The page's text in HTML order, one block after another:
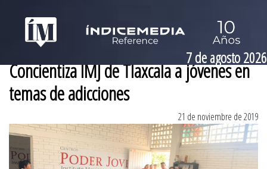
7 de agosto 2026
Concientiza IMJ de Tlaxcala a jóvenes en
temas de adicciones
21 de noviembre de 2019